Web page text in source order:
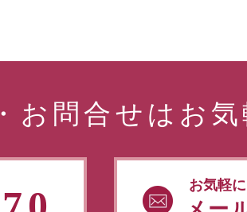
お問合せはお気
お気軽